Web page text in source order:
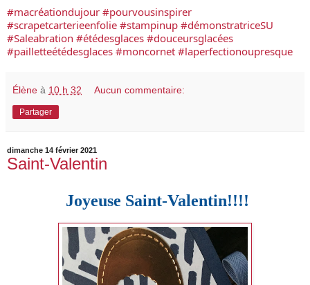
#macréationdujour #pourvousinspirer
#scrapetcarterieenfolie #stampinup #démonstratriceSU
#Saleabration #étédesglaces #douceursglacées
#pailletteétédesglaces #moncornet #laperfectionoupresque
Élène à 10 h 32 Aucun commentaire:
Partager
dimanche 14 février 2021
Saint-Valentin
Joyeuse Saint-Valentin!!!!